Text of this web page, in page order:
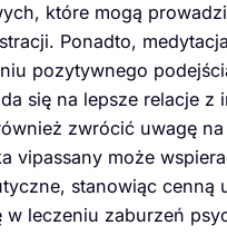
które mogą
Ponadto,
pozytywnego
się na lepsze relacje z
zwrócić uwagę
vipassany może
stanowiąc cenną
w leczeniu zaburzeń